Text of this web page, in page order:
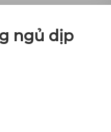
ngủ dịp